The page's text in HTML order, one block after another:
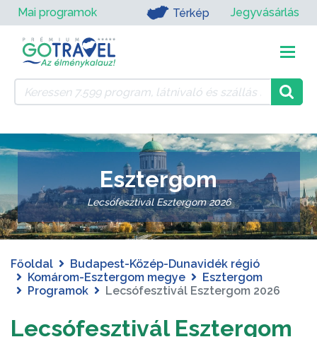
Mai programok Térkép Jegyvásárlás
Esztergom
Lecsófesztivál Esztergom 2026
Főoldal
Budapest-Közép-Dunavidék régió
Komárom-Esztergom megye
Esztergom
Programok
Lecsófesztivál Esztergom 2026
Lecsófesztivál Esztergom